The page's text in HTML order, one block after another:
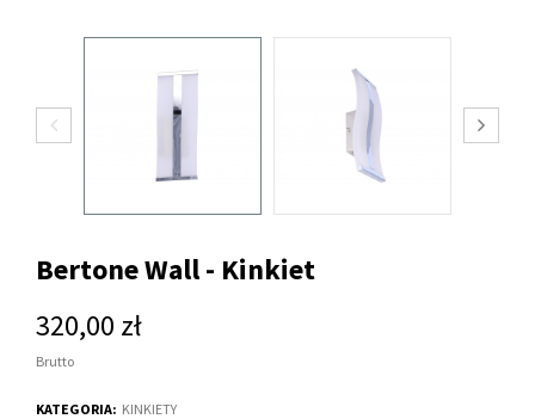
Bertone Wall - Kinkiet
320,00 zł
Brutto
KATEGORIA: KINKIETY